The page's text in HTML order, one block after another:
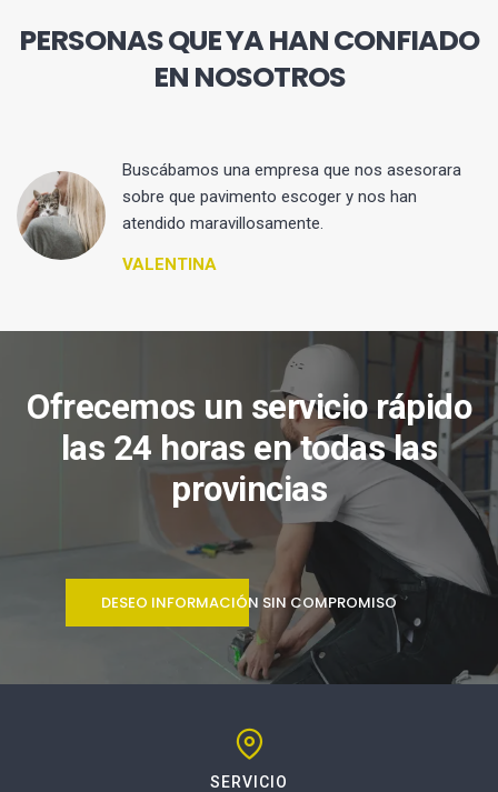
PERSONAS QUE YA HAN CONFIADO
EN NOSOTROS
Buscábamos una empresa que nos asesorara
sobre que pavimento escoger y nos han
atendido maravillosamente.
VALENTINA
Ofrecemos un servicio rápido
las 24 horas en todas las
provincias
DESEO INFORMACIÓN SIN COMPROMISO
SERVICIO